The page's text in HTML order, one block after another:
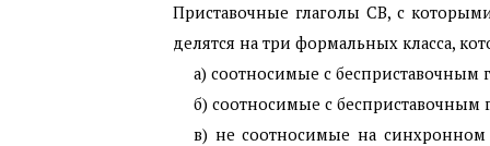
Приставочные глаголы СВ, с
делятся на три формальных класса,
а) соотносимые с бесприставочным
б) соотносимые с бесприставочным
в) не соотносимые на